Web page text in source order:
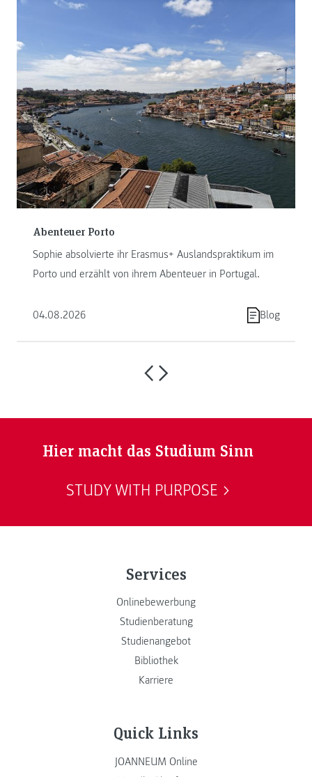
Abenteuer Porto
Sophie absolvierte ihr Erasmus+ Auslandspraktikum im
Porto und erzählt von ihrem Abenteuer in Portugal.
04.08.2026 Blog
Hier macht das Studium Sinn
STUDY WITH PURPOSE
Services
Onlinebewerbung
Studienberatung
Studienangebot
Bibliothek
Karriere
Quick Links
JOANNEUM Online